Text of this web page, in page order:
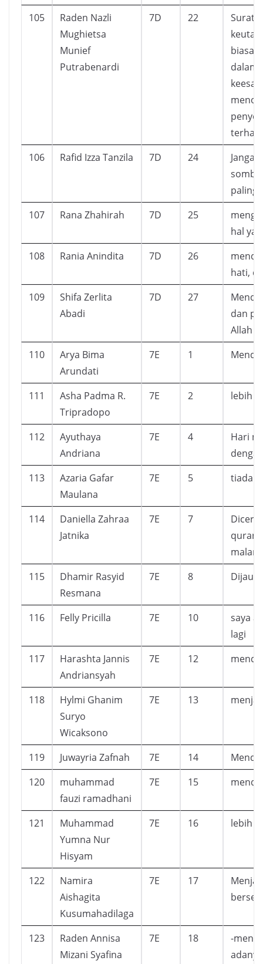
105
Raden Nazli
Mughietsa
Munief
Putrabenardi
7D 22
Surat
biasa
106
Rafid Izza Tanzila 7D 24
paling
107
Rana Zhahirah 7D 25
hal
108
Rania Anindita 7D 26
hati,
109
Shifa Zerlita
Abadi
7D 27
dan
Allah
110
Arya Bima
Arundati
7E 1
111
Asha Padma R.
Tripradopo
7E 2 lebih
112
Ayuthaya
Andriana
7E 4
Hari
113
Azaria Gafar
Maulana
7E 5 tiada
114
Daniella Zahraa
Jatnika
7E 7
quran
115
Dhamir Rasyid
Resmana
7E 8
116 Felly Pricilla 7E 10
saya
lagi
117
Harashta Jannis
Andriansyah
7E 12
118
Hylmi Ghanim
Suryo
Wicaksono
7E 13
119 Juwayria Zafnah 7E 14
120
muhammad
fauzi ramadhani
7E 15
121
Muhammad
Yumna Nur
Hisyam
7E 16 lebih
122
Namira
Aishagita
Kusumahadilaga
7E 17
123
Raden Annisa
Mizani Syafina
7E 18
-